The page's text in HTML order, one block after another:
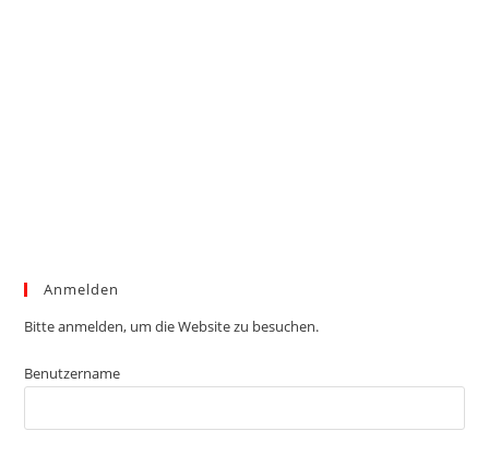
Anmelden
Bitte anmelden, um die Website zu besuchen.
Benutzername